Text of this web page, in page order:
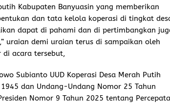
Kabupaten Banyuasin yang memberikan
dan tata kelola koperasi di tingkat
dapat di pahami dan di pertimbangkan
uraian demi uraian terus di sampaikan oleh
di acara tersebut,
Subianto UUD Koperasi Desa Merah Putih
dan Undang-Undang Nomor 25 Tahun
Nomor 9 Tahun 2025 tentang